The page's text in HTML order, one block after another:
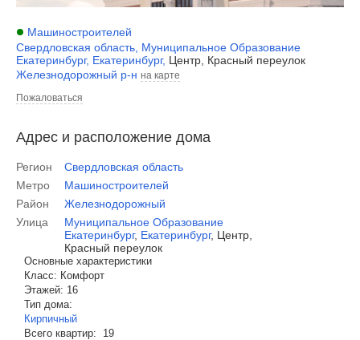
Машиностроителей
Свердловская область Муниципальное Образование
Екатеринбург, Екатеринбург, Центр, Красный переулок
Железнодорожный р-н на карте
Пожаловаться
Адрес и расположение дома
Регион
Свердловская область
Метро
Машиностроителей
Район
Железнодорожный
Улица
Муниципальное Образование
Екатеринбург, Екатеринбург, Центр,
Красный переулок
Основные характеристики
Класс: Комфорт
Этажей: 16
Тип дома:
Кирпичный
Всего квартир:
19